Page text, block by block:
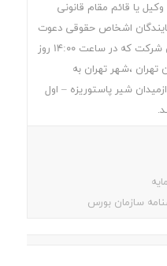
، وکیل یا قائم مقام قانونی
اشخاص حقوقی دعوت
میگردد تا در جلسه مجمع عمومی این شرکت که در ساعت 14:00 روز
04/07 در استان تهران ،شهر تهران به
شير پاستوريزه – اول
سازمان بورس